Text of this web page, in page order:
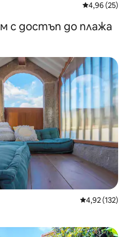
Средна
4,96 (25)
с достъп до плажа
Средна
4,92 (132)